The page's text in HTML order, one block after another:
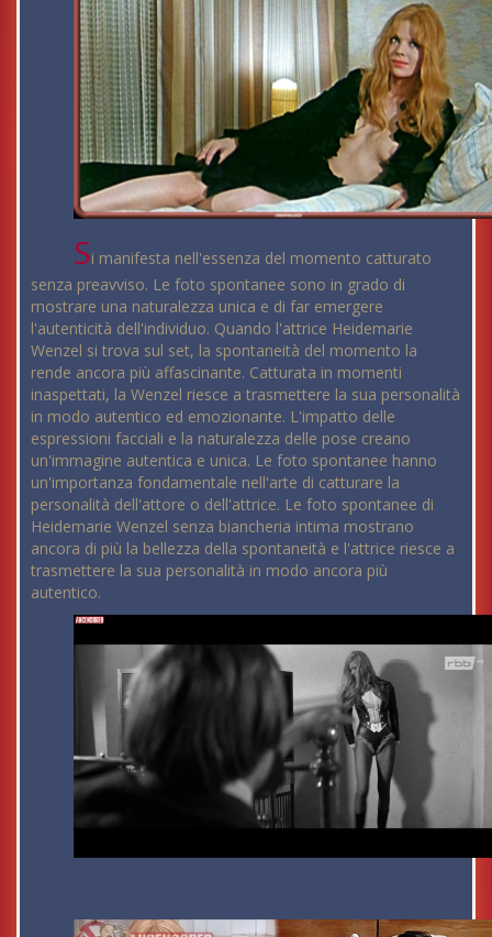
Si manifesta nell'essenza del momento catturato
senza preavviso. Le foto spontanee sono in grado di
mostrare una naturalezza unica e di far emergere
l'autenticità dell'individuo. Quando l'attrice Heidemarie
Wenzel si trova sul set, la spontaneità del momento la
rende ancora più affascinante. Catturata in momenti
inaspettati, la Wenzel riesce a trasmettere la sua personalità
in modo autentico ed emozionante. L'impatto delle
espressioni facciali e la naturalezza delle pose creano
un'immagine autentica e unica. Le foto spontanee hanno
un'importanza fondamentale nell'arte di catturare la
personalità dell'attore o dell'attrice. Le foto spontanee di
Heidemarie Wenzel senza biancheria intima mostrano
ancora di più la bellezza della spontaneità e l'attrice riesce a
trasmettere la sua personalità in modo ancora più
autentico.